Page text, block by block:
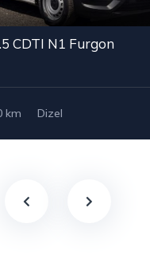
CDTI N1 Furgon
km Dizel